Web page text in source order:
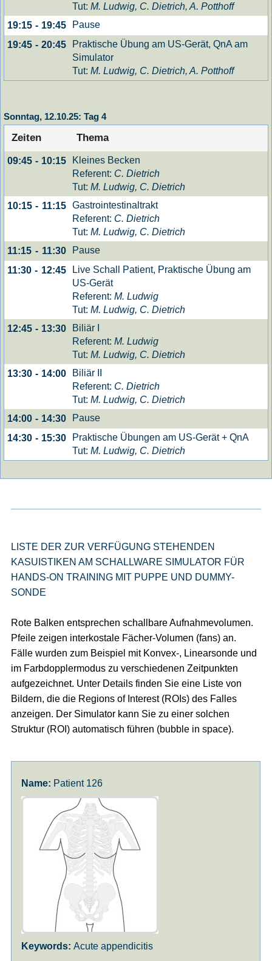
Tut: M. Ludwig, C. Dietrich, A. Potthoff
19:15 - 19:45
Pause
19:45 - 20:45
Praktische Übung am US-Gerät, QnA am
Simulator
Tut: M. Ludwig, C. Dietrich, A. Potthoff
Sonntag, 12.10.25: Tag 4
Zeiten Thema
09:45 - 10:15
Kleines Becken
Referent: C. Dietrich
Tut: M. Ludwig, C. Dietrich
10:15 - 11:15 Gastrointestinaltrakt
Referent: C. Dietrich
Tut: M. Ludwig, C. Dietrich
11:15 - 11:30
Pause
11:30 - 12:45
Live Schall Patient, Praktische Übung am
US-Gerät
Referent: M. Ludwig
Tut: M. Ludwig, C. Dietrich
12:45 - 13:30
Biliär I
Referent: M. Ludwig
Tut: M. Ludwig, C. Dietrich
13:30 - 14:00
Biliär II
Referent: C. Dietrich
Tut: M. Ludwig, C. Dietrich
14:00 - 14:30
Pause
14:30 - 15:30
Praktische Übungen am US-Gerät + QnA
Tut: M. Ludwig, C. Dietrich
LISTE DER ZUR VERFÜGUNG STEHENDEN
KASUISTIKEN AM SCHALLWARE SIMULATOR FÜR
HANDS-ON TRAINING MIT PUPPE UND DUMMY-
SONDE
Rote Balken entsprechen schallbare Aufnahmevolumen.
Pfeile zeigen interkostale Fächer-Volumen (fans) an.
Fälle wurden zum Beispiel mit Konvex-, Linearsonde und
im Farbdopplermodus zu verschiedenen Zeitpunkten
aufgezeichnet. Unter Details finden Sie eine Liste von
Bildern, die die Regions of Interest (ROIs) des Falles
anzeigen. Der Simulator kann Sie zu einer solchen
Struktur (ROI) automatisch führen (bubble in space).
Patient 126
Acute appendicitis